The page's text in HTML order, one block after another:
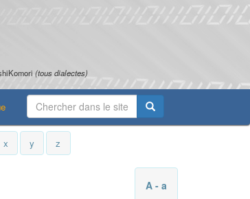
(tous dialectes)
x y z
A - a